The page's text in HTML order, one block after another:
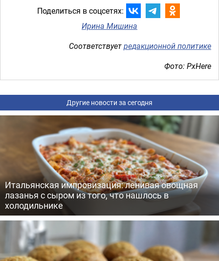
Поделиться в соцсетях:
Ирина Мишина
Соответствуетредакционной политике
Фото: PxHere
Другие новости за сегодня
Итальянская импровизация: ленивая овощная
лазанья с сыром из того, что нашлось в
холодильнике